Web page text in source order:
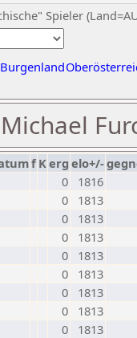
Spieler
Burgenland
f Kerg elo+/-
0
1816
0
1813
0
1813
0
1813
0
1813
0
1813
0
1813
0
1813
0
1813